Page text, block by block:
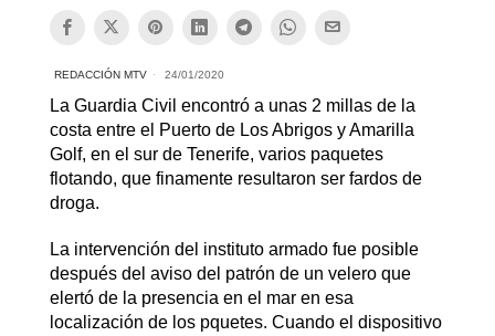
REDACCIÓN MTV 24/01/2020
La Guardia Civil encontró a unas 2 millas de la
costa entre el Puerto de Los Abrigos y Amarilla
Golf, en el sur de Tenerife, varios paquetes
flotando, que finamente resultaron ser fardos de
droga.
La intervención del instituto armado fue posible
después del aviso del patrón de un velero que
elertó de la presencia en el mar en esa
localización de los pquetes. Cuando el dispositivo